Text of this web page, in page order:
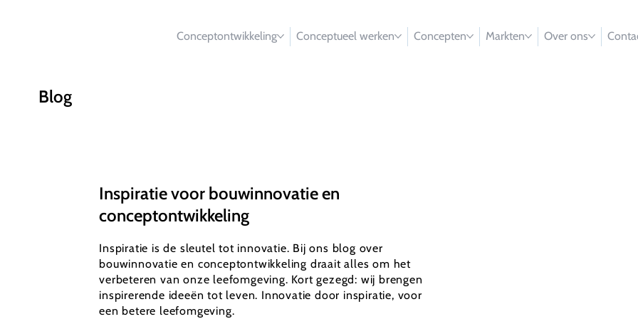
Conceptontwikkeling Conceptueel werken Concepten Markten Over ons
Inspiratie voor bouwinnovatie en
conceptontwikkeling
Inspiratie is de sleutel tot innovatie. Bij ons blog over
bouwinnovatie en conceptontwikkeling draait alles om het
verbeteren van onze leefomgeving. Kort gezegd: wij brengen
inspirerende ideeën tot leven. Innovatie door inspiratie, voor
een betere leefomgeving.
Blog